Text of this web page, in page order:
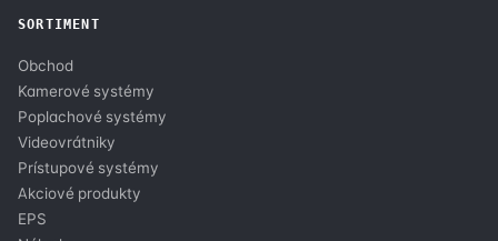
SORTIMENT
Obchod
Kamerové systémy
Poplachové systémy
Videovrátniky
Prístupové systémy
Akciové produkty
EPS